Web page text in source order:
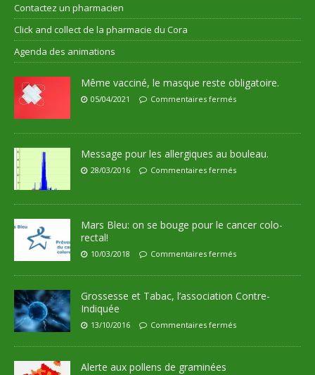
Contactez un pharmacien
Click and collect de la pharmacie du Cora
Agenda des animations
Même vacciné, le masque reste obligatoire.
05/04/2021 Commentaires fermés
Message pour les allergiques au bouleau.
28/03/2016 Commentaires fermés
Mars Bleu: on se bouge pour le cancer colo-
rectal!
10/03/2018 Commentaires fermés
Grossesse et Tabac, l’association Contre-
Indiquée
13/10/2016 Commentaires fermés
Alerte aux pollens de graminées